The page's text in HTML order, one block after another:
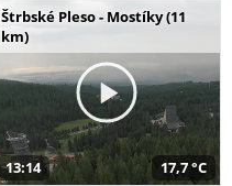
Štrbské Pleso - Mostíky (11
km)
13:14 17,7 °C